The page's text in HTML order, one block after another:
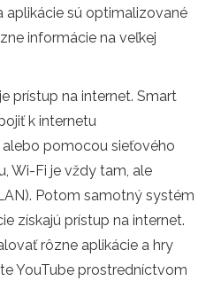
aplikácie sú optimalizované
informácie na veľkej
prístup na internet. Smart
k internetu
pomocou sieťového
Wi-Fi je vždy tam, ale
Potom samotný systém
získajú prístup na internet.
rôzne aplikácie a hry
YouTube prostredníctvom